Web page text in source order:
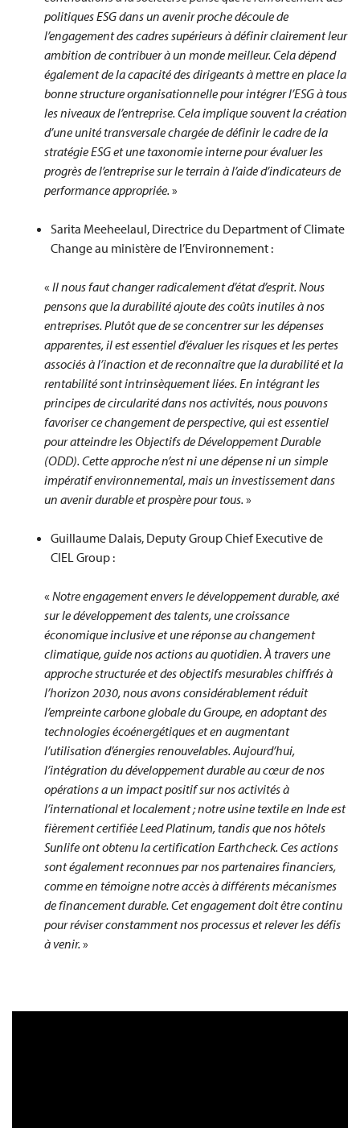
politiques ESG dans un avenir proche découle de
l’engagement des cadres supérieurs à définir clairement leur
ambition de contribuer à un monde meilleur. Cela dépend
également de la capacité des dirigeants à mettre en place la
bonne structure organisationnelle pour intégrer l’ESG à tous
les niveaux de l’entreprise. Cela implique souvent la création
d’une unité transversale chargée de définir le cadre de la
stratégie ESG et une taxonomie interne pour évaluer les
progrès de l’entreprise sur le terrain à l’aide d’indicateurs de
performance appropriée. »
Sarita Meeheelaul, Directrice du Department of Climate
Change au ministère de l’Environnement :
« Il nous faut changer radicalement d’état d’esprit. Nous
pensons que la durabilité ajoute des coûts inutiles à nos
entreprises. Plutôt que de se concentrer sur les dépenses
apparentes, il est essentiel d’évaluer les risques et les pertes
associés à l’inaction et de reconnaître que la durabilité et la
rentabilité sont intrinsèquement liées. En intégrant les
principes de circularité dans nos activités, nous pouvons
favoriser ce changement de perspective, qui est essentiel
pour atteindre les Objectifs de Développement Durable
(ODD). Cette approche n’est ni une dépense ni un simple
impératif environnemental, mais un investissement dans
un avenir durable et prospère pour tous. »
Guillaume Dalais, Deputy Group Chief Executive de
CIEL Group :
« Notre engagement envers le développement durable, axé
sur le développement des talents, une croissance
économique inclusive et une réponse au changement
climatique, guide nos actions au quotidien. À travers une
approche structurée et des objectifs mesurables chiffrés à
l’horizon 2030, nous avons considérablement réduit
l’empreinte carbone globale du Groupe, en adoptant des
technologies écoénergétiques et en augmentant
l’utilisation d’énergies renouvelables. Aujourd’hui,
l’intégration du développement durable au cœur de nos
opérations a un impact positif sur nos activités à
l’international et localement ; notre usine textile en Inde est
fièrement certifiée Leed Platinum, tandis que nos hôtels
Sunlife ont obtenu la certification Earthcheck. Ces actions
sont également reconnues par nos partenaires financiers,
comme en témoigne notre accès à différents mécanismes
de financement durable. Cet engagement doit être continu
pour réviser constamment nos processus et relever les défis
à venir. »